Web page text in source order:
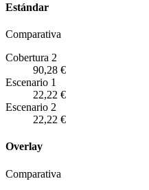
Estándar
Comparativa
Cobertura 2
90,28 €
Escenario 1
22,22 €
Escenario 2
22,22 €
Overlay
Comparativa